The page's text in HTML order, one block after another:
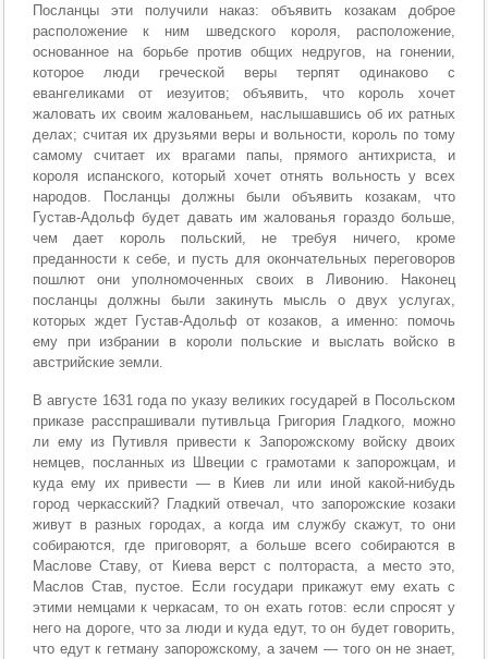
Посланцы эти получили наказ: объявить козакам доброе
расположение к ним шведского короля, расположение,
основанное на борьбе против общих недругов, на гонении,
которое люди греческой веры терпят одинаково с
евангеликами от иезуитов; объявить, что король хочет
жаловать их своим жалованьем, наслышавшись об их ратных
делах; считая их друзьями веры и вольности, король по тому
самому считает их врагами папы, прямого антихриста, и
короля испанского, который хочет отнять вольность у всех
народов. Посланцы должны были объявить козакам, что
Густав-Адольф будет давать им жалованья гораздо больше,
чем дает король польский, не требуя ничего, кроме
преданности к себе, и пусть для окончательных переговоров
пошлют они уполномоченных своих в Ливонию. Наконец
посланцы должны были закинуть мысль о двух услугах,
которых ждет Густав-Адольф от козаков, а именно: помочь
ему при избрании в короли польские и выслать войско в
австрийские земли.
В августе 1631 года по указу великих государей в Посольском
приказе расспрашивали путивльца Григория Гладкого, можно
ли ему из Путивля привести к Запорожскому войску двоих
немцев, посланных из Швеции с грамотами к запорожцам, и
куда ему их привести — в Киев ли или иной какой-нибудь
город черкасский? Гладкий отвечал, что запорожские козаки
живут в разных городах, а когда им службу скажут, то они
собираются, где приговорят, а больше всего собираются в
Маслове Ставу, от Киева верст с полтораста, а место это,
Маслов Став, пустое. Если государи прикажут ему ехать с
этими немцами к черкасам, то он ехать готов: если спросят у
него на дороге, что за люди и куда едут, то он будет говорить,
что едут к гетману запорожскому, а зачем — того он не знает,